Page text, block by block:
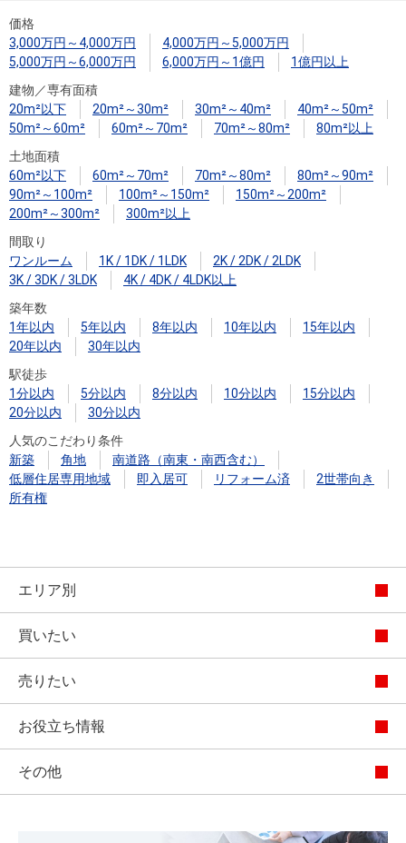
税金の本
（電子ブ
ック）
価格
3,000万円～4,000万円
4,000万円～5,000万円
5,000万円～6,000万円
6,000万円～1億円
1億円以上
建物／専有面積
20m²以下
20m²～30m² 30m²～40m²
40m²～50m²
50m²～60m²
60m²～70m² 70m²～80m²
80m²以上
土地面積
60m²以下
60m²～70m² 70m²～80m²
80m²～90m²
90m²～100m²
100m²～150m²
150m²～200m²
200m²～300m²
300m²以上
間取り
ワンルーム
1K / 1DK / 1LDK
2K / 2DK / 2LDK
3K / 3DK / 3LDK
4K / 4DK / 4LDK以上
築年数
1年以内
5年以内 8年以内 10年以内
15年以内
20年以内
30年以内
駅徒歩
1分以内
5分以内 8分以内 10分以内
15分以内
20分以内
30分以内
人気のこだわり条件
新築
角地
南道路（南東・南西含む）
低層住居専用地域
即入居可 リフォーム済
2世帯向き
所有権
エリア別
買いたい
売りたい
お役立ち情報
その他